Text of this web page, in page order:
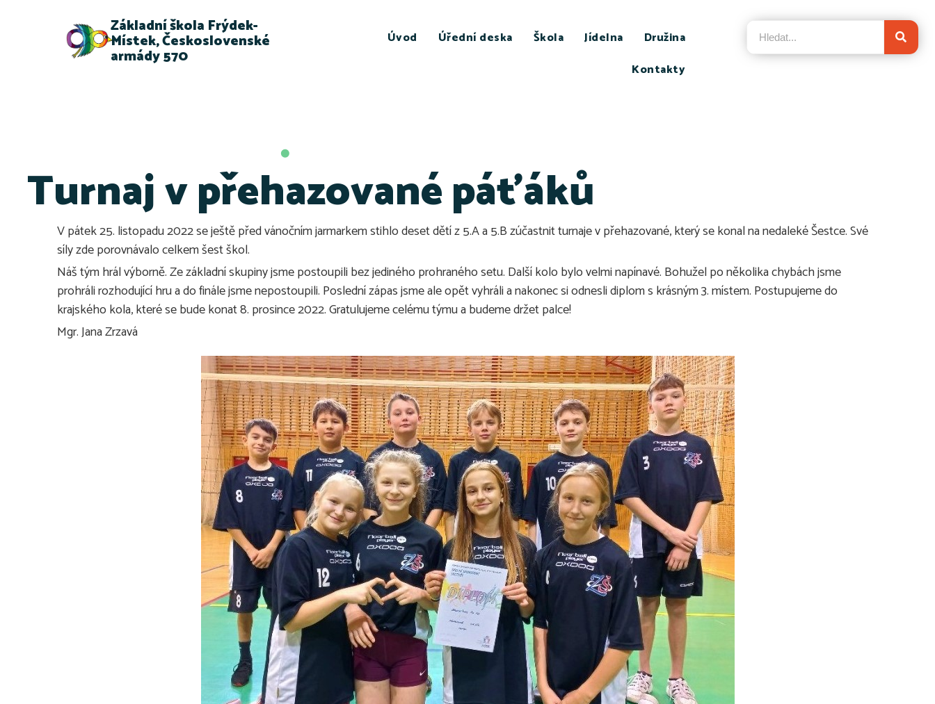
Základní škola Frýdek-
Místek, Československé
armády 570
Úvod Úřední deska Škola Jídelna
Družina
Kontakty
Turnaj v přehazované páťáků
V pátek 25. listopadu 2022 se ještě před vánočním jarmarkem stihlo deset dětí z 5.A a 5.B zúčastnit turnaje v přehazované, který se konal na nedaleké Šestce. Své
síly zde porovnávalo celkem šest škol.
Náš tým hrál výborně. Ze základní skupiny jsme postoupili bez jediného prohraného setu. Další kolo bylo velmi napínavé. Bohužel po několika chybách jsme
prohráli rozhodující hru a do finále jsme nepostoupili. Poslední zápas jsme ale opět vyhráli a nakonec si odnesli diplom s krásným 3. místem. Postupujeme do
krajského kola, které se bude konat 8. prosince 2022. Gratulujeme celému týmu a budeme držet palce!
Mgr. Jana Zrzavá